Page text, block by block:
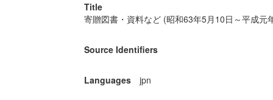
Title
寄贈図書・資料など (昭和63年5月10日～平成元
Source Identifiers
Languages jpn